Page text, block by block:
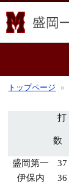
トップページ
打
数
盛岡第一 37
伊保内
36